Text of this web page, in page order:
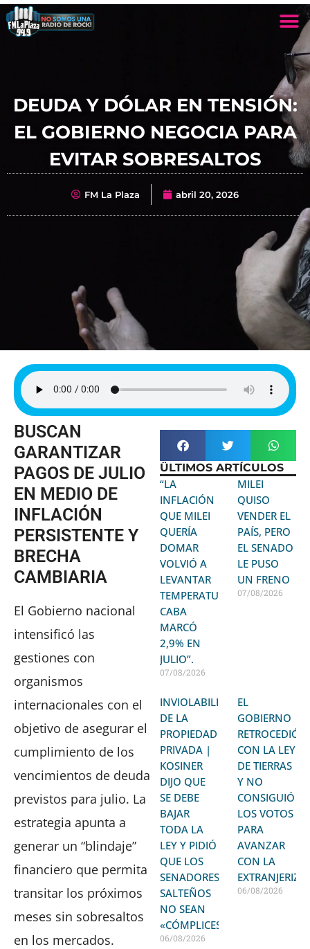
DEUDA Y DÓLAR EN TENSIÓN:
EL GOBIERNO NEGOCIA PARA
EVITAR SOBRESALTOS
FM La Plaza abril 20, 2026
BUSCAN
GARANTIZAR
PAGOS DE JULIO
EN MEDIO DE
INFLACIÓN
PERSISTENTE Y
BRECHA
CAMBIARIA
El Gobierno nacional
intensificó las
gestiones con
organismos
internacionales con el
objetivo de asegurar el
cumplimiento de los
vencimientos de deuda
previstos para julio. La
estrategia apunta a
generar un “blindaje”
financiero que permita
transitar los próximos
meses sin sobresaltos
en los mercados.
ÜLTIMOS ARTÍCULOS
“LA
INFLACIÓN
QUE MILEI
QUERÍA
DOMAR
VOLVIÓ A
LEVANTAR
TEMPERATURA:
CABA
MARCÓ
2,9% EN
JULIO”.
07/08/2026
MILEI
QUISO
VENDER EL
PAÍS, PERO
EL SENADO
LE PUSO
UN FRENO
07/08/2026
INVIOLABILIDAD
DE LA
PROPIEDAD
PRIVADA |
KOSINER
DIJO QUE
SE DEBE
BAJAR
TODA LA
LEY Y PIDIÓ
QUE LOS
SENADORES
SALTEÑOS
NO SEAN
«CÓMPLICES»
06/08/2026
EL
GOBIERNO
RETROCEDIÓ
CON LA LEY
DE TIERRAS
Y NO
CONSIGUIÓ
LOS VOTOS
PARA
AVANZAR
CON LA
06/08/2026